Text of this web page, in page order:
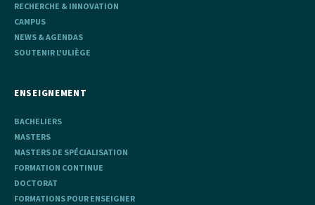
RECHERCHE & INNOVATION
CAMPUS
NEWS & AGENDAS
SOUTENIR L'ULIÈGE
ENSEIGNEMENT
BACHELIERS
MASTERS
MASTERS DE SPÉCIALISATION
FORMATION CONTINUE
DOCTORAT
FORMATIONS POUR ENSEIGNER